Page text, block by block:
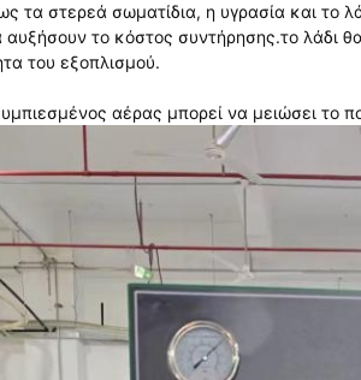
τα στερεά σωματίδια, η υγρασία και
αυξήσουν το κόστος συντήρησης.το λάδι
του εξοπλισμού.
αέρας μπορεί να μειώσει το